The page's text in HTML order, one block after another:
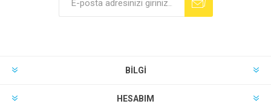
BILGI
HESABIM